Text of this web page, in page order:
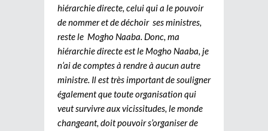
hiérarchie directe, celui qui a le pouvoir
de nommer et de déchoir ses ministres,
reste le Mogho Naaba. Donc, ma
hiérarchie directe est le Mogho Naaba, je
n’ai de comptes à rendre à aucun autre
ministre. Il est très important de souligner
également que toute organisation qui
veut survivre aux vicissitudes, le monde
changeant, doit pouvoir s’organiser de